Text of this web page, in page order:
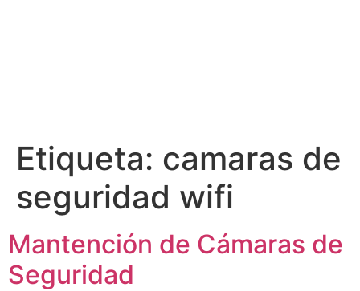
Etiqueta: camaras de
seguridad wifi
Mantención de Cámaras de
Seguridad